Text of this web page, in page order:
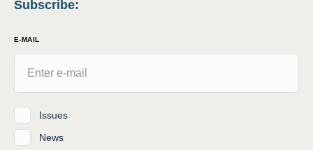
Subscribe:
E-MAIL
Issues
News